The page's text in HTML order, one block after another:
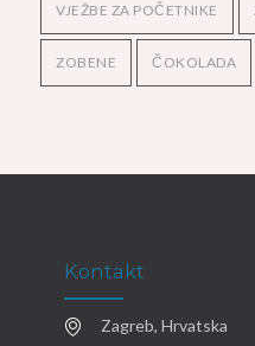
VJEŽBE ZA POČETNIKE
ZOBENE ČOKOLADA
Kontakt
Zagreb, Hrvatska